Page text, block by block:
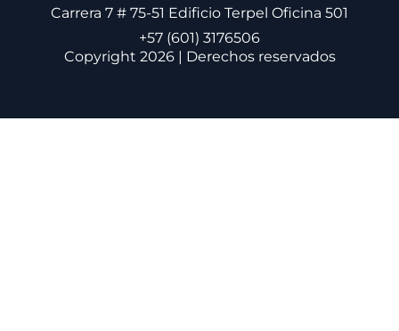
Carrera 7 # 75-51 Edificio Terpel Oficina 501
+57 (601) 3176506
Copyright 2026 | Derechos reservados